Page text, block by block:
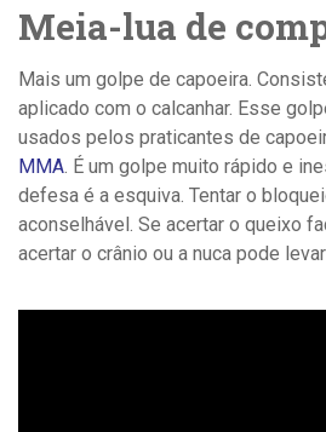
Meia-lua de
Mais um golpe de capoeira.
aplicado com o calcanhar. Esse
usados pelos praticantes de
MMA . É um golpe muito rápido e
defesa é a esquiva. Tentar o
aconselhável. Se acertar o queixo
acertar o crânio ou a nuca pode